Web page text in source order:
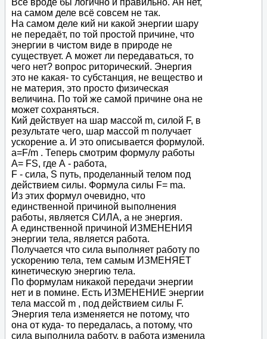
на самом деле всё совсем не так.
На самом деле кий ни какой энергии шару
не передаёт, по той простой причине, что
энергии в чистом виде в природе не
существует. А может ли передаваться, то
чего нет? вопрос риторический. Энергия
это не какая- то субстанция, не вещество и
не материя, это просто физическая
величина. По той же самой причине она не
может сохраняться.
Кий действует на шар массой m, силой F, в
результате чего, шар массой m получает
ускорение а. И это описывается формулой.
а=F/m . Теперь смотрим формулу работы
А= FS, где А - работа,
F - сила, S путь, проделанный телом под
действием силы. Формула силы F= ma.
Из этих формул очевидно, что
единственной причиной выполнения
работы, является СИЛА, а не энергия.
А единственной причиной ИЗМЕНЕНИЯ
энергии тела, является работа.
Получается что сила выполняет работу по
ускорению тела, тем самым ИЗМЕНЯЕТ
кинетическую энергию тела.
По формулам никакой передачи энергии
нет и в помине. Есть ИЗМЕНЕНИЕ энергии
тела массой m , под действием силы F.
Энергия тела изменяется не потому, что
она от куда- то передалась, а потому, что
сила выполнила работу, в работа изменила